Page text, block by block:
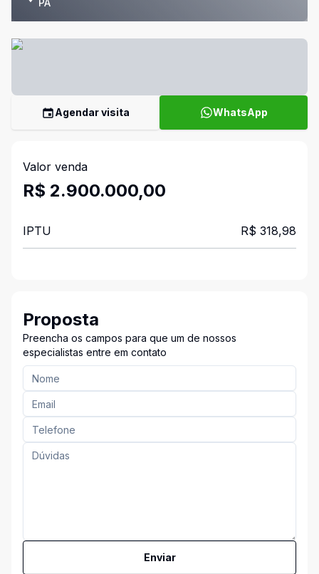
PA
Agendar visita WhatsApp
Valor venda
R$ 2.900.000,00
IPTU R$ 318,98
Proposta
Preencha os campos para que um de nossos
especialistas entre em contato
Enviar